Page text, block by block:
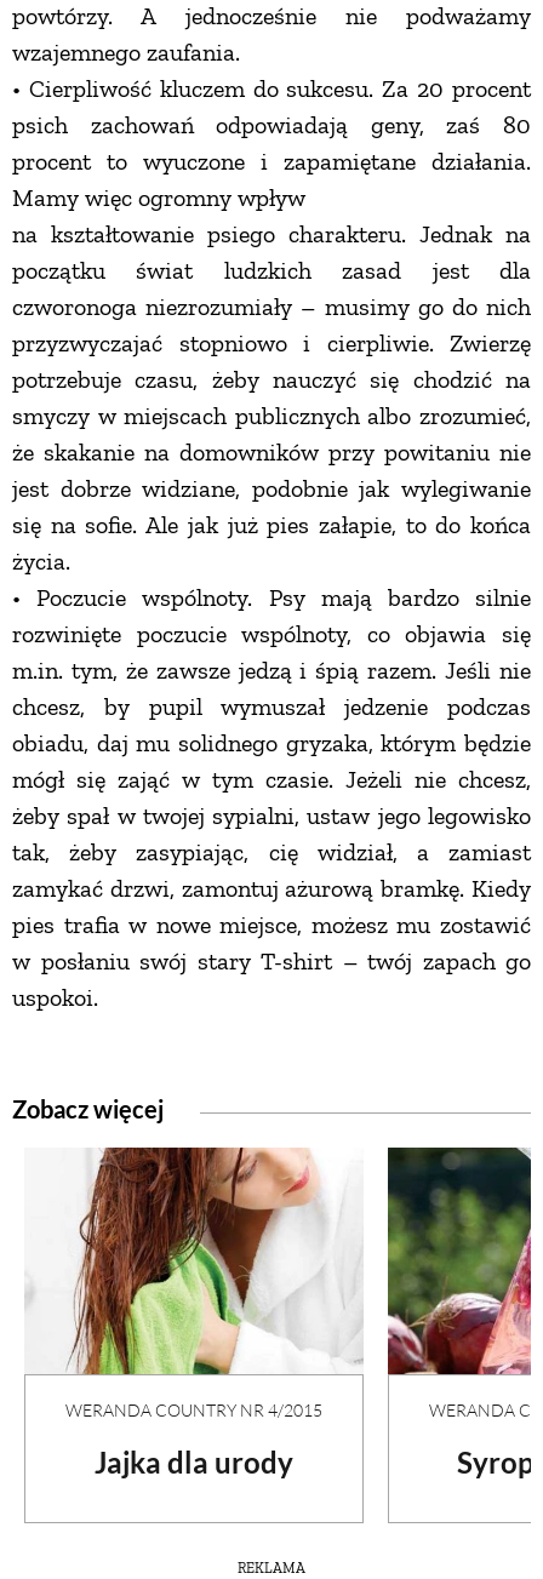
powtórzy. A jednocześnie nie podważamy
wzajemnego zaufania.
• Cierpliwość kluczem do sukcesu. Za 20 procent
psich zachowań odpowiadają geny, zaś 80
procent to wyuczone i zapamiętane działania.
Mamy więc ogromny wpływ
na kształtowanie psiego charakteru. Jednak na
początku świat ludzkich zasad jest dla
czworonoga niezrozumiały – musimy go do nich
przyzwyczajać stopniowo i cierpliwie. Zwierzę
potrzebuje czasu, żeby nauczyć się chodzić na
smyczy w miejscach publicznych albo zrozumieć,
że skakanie na domowników przy powitaniu nie
jest dobrze widziane, podobnie jak wylegiwanie
się na sofie. Ale jak już pies załapie, to do końca
życia.
• Poczucie wspólnoty. Psy mają bardzo silnie
rozwinięte poczucie wspólnoty, co objawia się
m.in. tym, że zawsze jedzą i śpią razem. Jeśli nie
chcesz, by pupil wymuszał jedzenie podczas
obiadu, daj mu solidnego gryzaka, którym będzie
mógł się zająć w tym czasie. Jeżeli nie chcesz,
żeby spał w twojej sypialni, ustaw jego legowisko
tak, żeby zasypiając, cię widział, a zamiast
zamykać drzwi, zamontuj ażurową bramkę. Kiedy
pies trafia w nowe miejsce, możesz mu zostawić
w posłaniu swój stary T-shirt – twój zapach go
uspokoi.
Zobacz więcej
WERANDA COUNTRY NR 4/2015
Jajka dla urody
WERANDA
Syrop
REKLAMA
RZEMIOSŁO
ZWYCZAJE
ZRÓB TO SAM
PRZEPISY
ŚNIADANIA
PRZYSTAWKI
ZUPY
CIASTA I DESERY
DODATKI
PRZETWORY
INNE